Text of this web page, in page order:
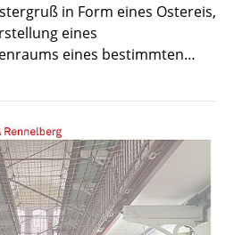
in Form eines Ostereis,
eines
eines bestimmten…